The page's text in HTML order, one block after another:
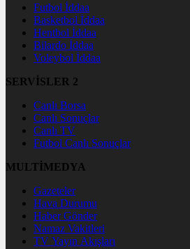
Futbol İddaa
Basketbol İddaa
Hentbol İddaa
Bilardo İddaa
Voleybol İddaa
SERVİSLER 2
Canlı Borsa
Canlı Sonuçlar
Canlı TV
Futbol Canlı Sonuçlar
MULTİMEDYA
Gazeteler
Hava Durumu
Haber Gönder
Namaz Vakitleri
TV Yayın Akışları